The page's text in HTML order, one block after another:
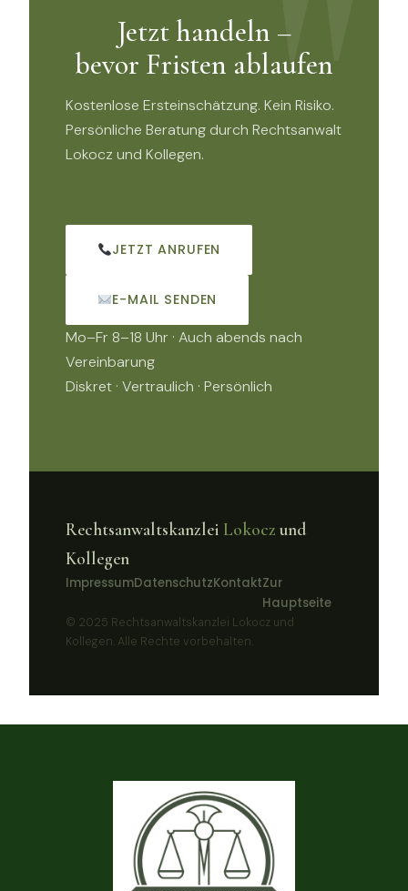
kostenlose Ersteinschätzung an.
Jetzt handeln –
bevor Fristen ablaufen
Kostenlose Ersteinschätzung. Kein Risiko.
Persönliche Beratung durch Rechtsanwalt
Lokocz und Kollegen.
JETZT ANRUFEN
E-MAIL SENDEN
Mo–Fr 8–18 Uhr · Auch abends nach
Vereinbarung
Diskret · Vertraulich · Persönlich
Rechtsanwaltskanzlei Lokocz und
Kollegen
ImpressumDatenschutzKontaktZur
Hauptseite
© 2025 Rechtsanwaltskanzlei Lokocz und
Kollegen. Alle Rechte vorbehalten.